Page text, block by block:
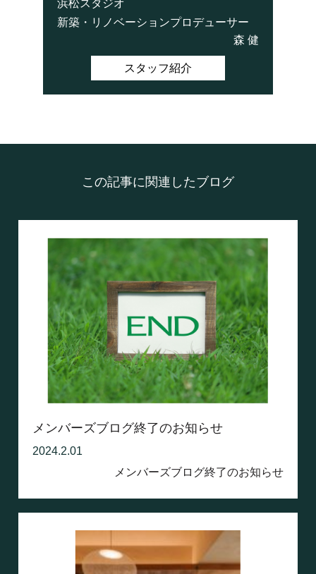
浜松スタジオ
新築・リノベーションプロデューサー
森 健
スタッフ紹介
この記事に関連したブログ
メンバーズブログ終了のお知らせ
2024.2.01
メンバーズブログ終了のお知らせ